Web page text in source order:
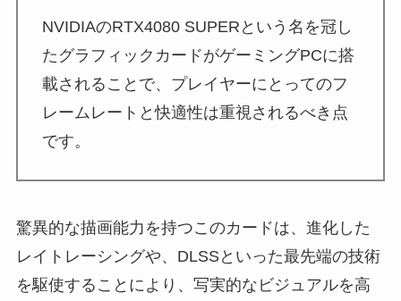
NVIDIAのRTX4080 SUPERという名を冠し
たグラフィックカードがゲーミングPCに搭
載されることで、プレイヤーにとってのフ
レームレートと快適性は重視されるべき点
です。
驚異的な描画能力を持つこのカードは、進化した
レイトレーシングや、DLSSといった最先端の技術
を駆使することにより、写実的なビジュアルを高